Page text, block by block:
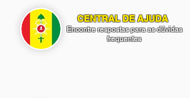
CENTRAL DE AJUDA
Encontre respostas para as dúvidas
frequentes